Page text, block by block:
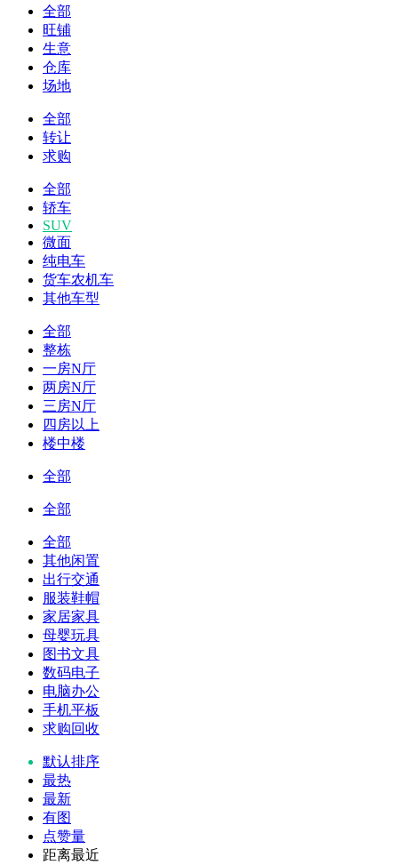
全部
旺铺
生意
仓库
场地
全部
转让
求购
全部
轿车
SUV
微面
纯电车
货车农机车
其他车型
全部
整栋
一房N厅
两房N厅
三房N厅
四房以上
楼中楼
全部
全部
全部
其他闲置
出行交通
服装鞋帽
家居家具
母婴玩具
图书文具
数码电子
电脑办公
手机平板
求购回收
默认排序
最热
最新
有图
点赞量
距离最近